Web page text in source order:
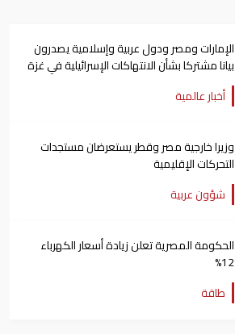
الإمارات ومصر ودول عربية وإسلامية يصدرون
بيانا مشتركا بشأن الانتهاكات الإسرائيلية في غزة
أخبار عالمية
وزيرا خارجية مصر وقطر يستعرضان مستجدات
التحركات الإقليمية
شؤون عربية
الحكومة المصرية تعلن زيادة أسعار الكهرباء
12%
طاقة